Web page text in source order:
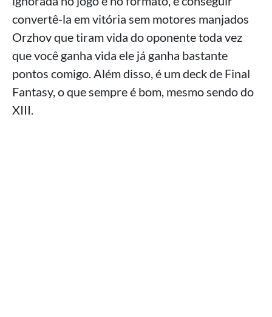
convertê-la em vitória sem motores manjados
Orzhov que tiram vida do oponente toda vez
que você ganha vida ele já ganha bastante
pontos comigo. Além disso, é um deck de Final
Fantasy, o que sempre é bom, mesmo sendo do
XIII.